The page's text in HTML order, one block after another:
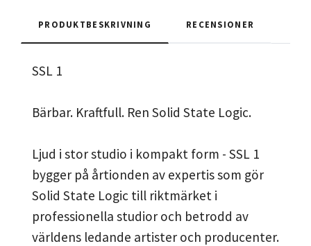
PRODUKTBESKRIVNING RECENSIONER
SSL 1
Bärbar. Kraftfull. Ren Solid State Logic.
Ljud i stor studio i kompakt form - SSL 1
bygger på årtionden av expertis som gör
Solid State Logic till riktmärket i
professionella studior och betrodd av
världens ledande artister och producenter.